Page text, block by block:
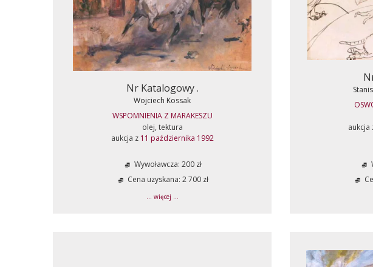
Nr Katalogowy .
Wojciech Kossak
WSPOMNIENIA Z MARAKESZU
olej, tektura
aukcja z 11 października 1992
Wywoławcza: 200 zł
Cena uzyskana: 2 700 zł
... więcej ...
aukcja